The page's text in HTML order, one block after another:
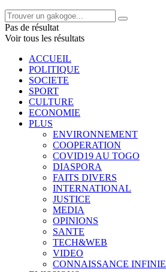
Pas de résultat
Voir tous les résultats
ACCUEIL
POLITIQUE
SOCIETE
SPORT
CULTURE
ECONOMIE
PLUS
ENVIRONNEMENT
COOPERATION
COVID19 AU TOGO
DIASPORA
FAITS DIVERS
INTERNATIONAL
JUSTICE
MEDIA
OPINIONS
SANTE
TECH&WEB
VIDEO
CONNAISSANCE INFINIE